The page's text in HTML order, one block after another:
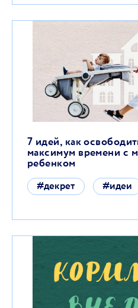
7 идей, как
максимум времени с
ребенком
#декрет #идеи